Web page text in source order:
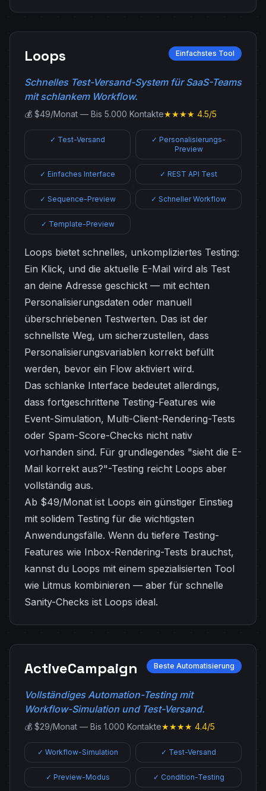
Loops Einfachstes Tool
Schnelles Test-Versand-System für SaaS-Teams
mit schlankem Workflow.
💰 $49/Monat — Bis 5.000 Kontakte★★★★ 4.5/5
✓ Test-Versand
✓ Personalisierungs-
Preview
✓ Einfaches Interface ✓ REST API Test
✓ Sequence-Preview ✓ Schneller Workflow
✓ Template-Preview
Loops bietet schnelles, unkompliziertes Testing:
Ein Klick, und die aktuelle E-Mail wird als Test
an deine Adresse geschickt — mit echten
Personalisierungsdaten oder manuell
überschriebenen Testwerten. Das ist der
schnellste Weg, um sicherzustellen, dass
Personalisierungsvariablen korrekt befüllt
werden, bevor ein Flow aktiviert wird.
Das schlanke Interface bedeutet allerdings,
dass fortgeschrittene Testing-Features wie
Event-Simulation, Multi-Client-Rendering-Tests
oder Spam-Score-Checks nicht nativ
vorhanden sind. Für grundlegendes "sieht die E-
Mail korrekt aus?"-Testing reicht Loops aber
vollständig aus.
Ab $49/Monat ist Loops ein günstiger Einstieg
mit solidem Testing für die wichtigsten
Anwendungsfälle. Wenn du tiefere Testing-
Features wie Inbox-Rendering-Tests brauchst,
kannst du Loops mit einem spezialisierten Tool
wie Litmus kombinieren — aber für schnelle
Sanity-Checks ist Loops ideal.
ActiveCampaign Beste Automatisierung
Vollständiges Automation-Testing mit
Workflow-Simulation und Test-Versand.
💰 $29/Monat — Bis 1.000 Kontakte★★★★ 4.4/5
✓ Workflow-Simulation ✓ Test-Versand
✓ Preview-Modus ✓ Condition-Testing